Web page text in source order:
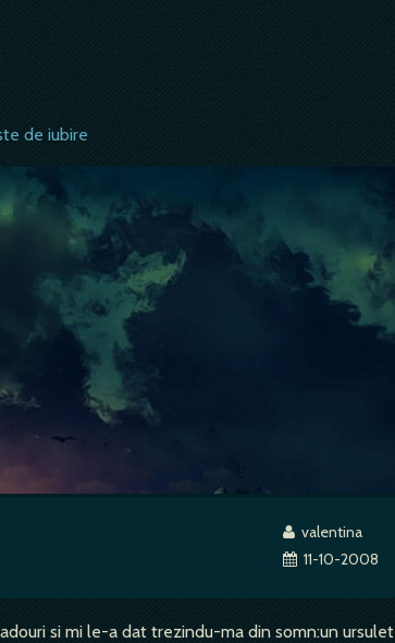
de iubire
valentina
11-10-2008
si mi le-a dat trezindu-ma din somn:un ursulet